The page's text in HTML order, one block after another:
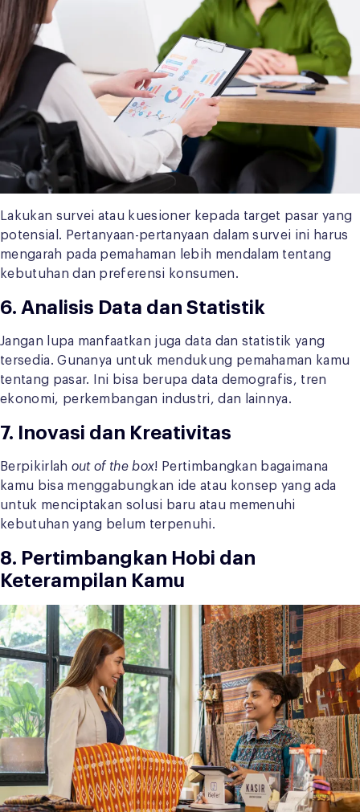
Lakukan survei atau kuesioner kepada target pasar yang
potensial. Pertanyaan-pertanyaan dalam survei ini harus
mengarah pada pemahaman lebih mendalam tentang
kebutuhan dan preferensi konsumen.
6. Analisis Data dan Statistik
Jangan lupa manfaatkan juga data dan statistik yang
tersedia. Gunanya untuk mendukung pemahaman kamu
tentang pasar. Ini bisa berupa data demografis, tren
ekonomi, perkembangan industri, dan lainnya.
7. Inovasi dan Kreativitas
Berpikirlah out of the box! Pertimbangkan bagaimana
kamu bisa menggabungkan ide atau konsep yang ada
untuk menciptakan solusi baru atau memenuhi
kebutuhan yang belum terpenuhi.
8. Pertimbangkan Hobi dan
Keterampilan Kamu